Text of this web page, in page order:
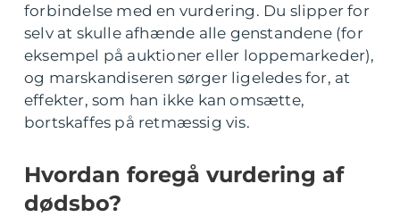
forbindelse med en vurdering. Du slipper for
selv at skulle afhænde alle genstandene (for
eksempel på auktioner eller loppemarkeder),
og marskandiseren sørger ligeledes for, at
effekter, som han ikke kan omsætte,
bortskaffes på retmæssig vis.
Hvordan foregå vurdering af
dødsbo?